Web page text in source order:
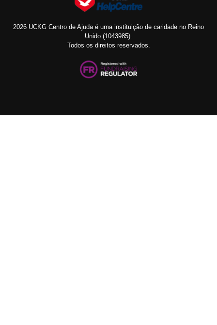
2026 UCKG Centro de Ajuda é uma instituição de caridade no Reino
Unido (1043985).
Todos os direitos reservados.